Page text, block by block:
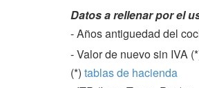
Datos a rellenar por el
- Años antiguedad del
- Valor de nuevo sin IVA
(*) tablas de hacienda